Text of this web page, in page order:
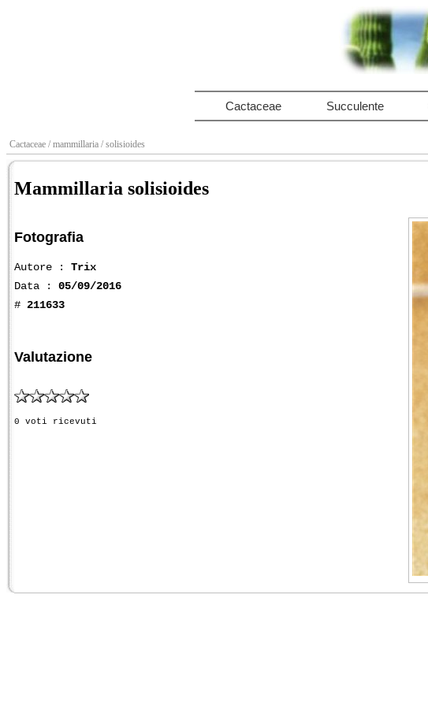
Cactaceae Succulente
Cactaceae / mammillaria / solisioides
Mammillaria solisioides
Fotografia
Autore : Trix
Data : 05/09/2016
# 211633
Valutazione
0 voti ricevuti